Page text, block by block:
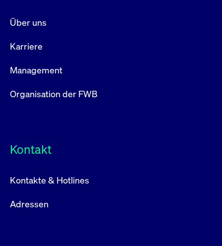
Über uns
Karriere
Management
Organisation der FWB
Kontakt
Kontakte & Hotlines
Adressen